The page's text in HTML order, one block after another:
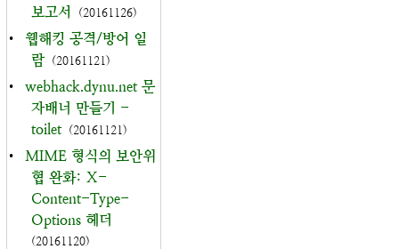
보고서
(20161126)
•
웹해킹 공격/방어 일
람 (20161121)
•
webhack.dynu.net 문
자배너 만들기 -
toilet (20161121)
•
MIME 형식의 보안위
협 완화: X-
Content-Type-
Options 헤더
(20161120)